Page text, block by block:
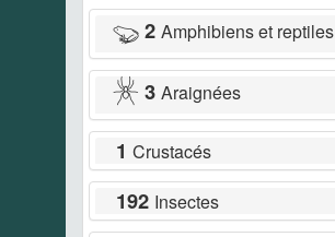
2 Amphibiens et reptiles
3 Araignées
1 Crustacés
192 Insectes